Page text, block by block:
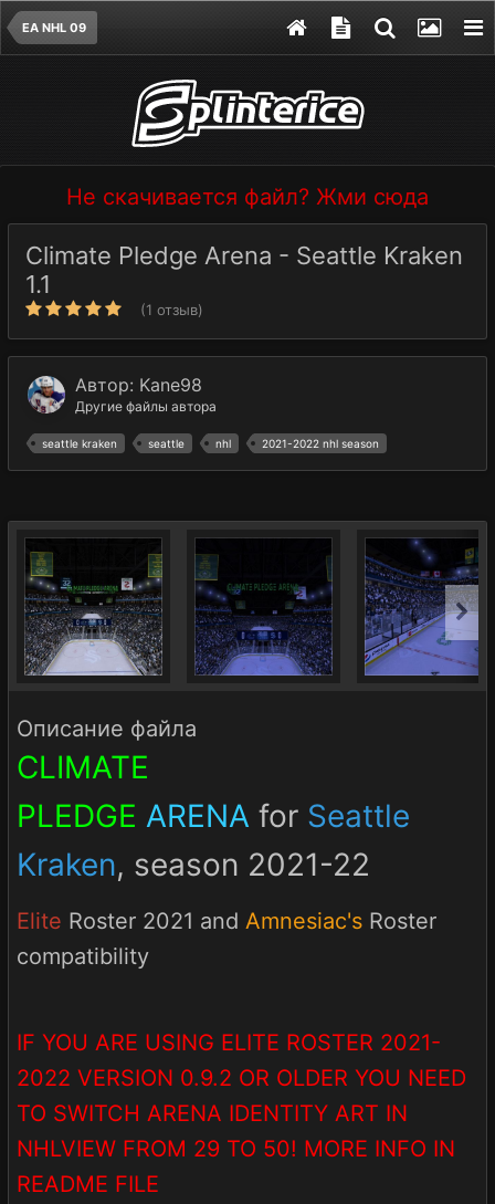
EA NHL 09
Не скачивается файл? Жми сюда
Climate Pledge Arena - Seattle Kraken
1.1
(1 отзыв)
Автор: Kane98
Другие файлы автора
seattle kraken seattle nhl 2021-2022 nhl season
Описание файла
CLIMATE
PLEDGE ARENA for Seattle
Kraken, season 2021-22
Elite Roster 2021 and Amnesiac's Roster
compatibility
IF YOU ARE USING ELITE ROSTER 2021-
2022 VERSION 0.9.2 OR OLDER YOU NEED
TO SWITCH ARENA IDENTITY ART IN
NHLVIEW FROM 29 TO 50! MORE INFO IN
README FILE